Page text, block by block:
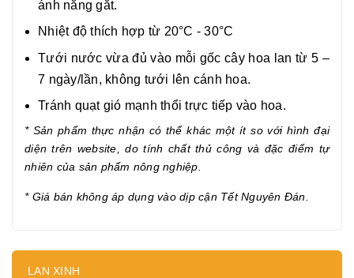
ánh nắng gắt.
Nhiệt độ thích hợp từ 20°C - 30°C
Tưới nước vừa đủ vào mỗi gốc cây hoa lan từ 5 –
7 ngày/lần, không tưới lên cánh hoa.
Tránh quạt gió mạnh thổi trực tiếp vào hoa.
* Sản phẩm thực nhận có thể khác một ít so với hình đại
diện trên website, do tính chất thủ công và đặc điểm tự
nhiên của sản phẩm nông nghiệp.
* Giá bán không áp dụng vào dịp cận Tết Nguyên Đán.
LAN XINH